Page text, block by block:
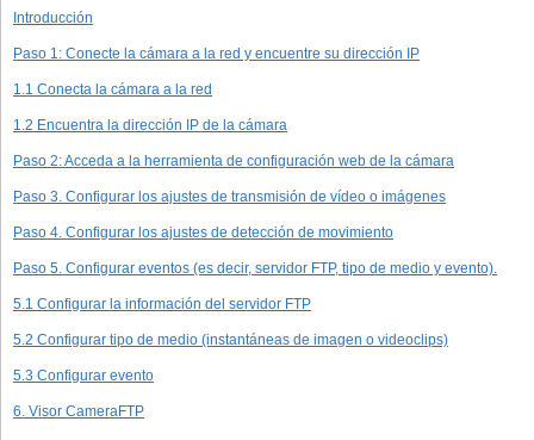
Introducción
Paso 1: Conecte la cámara a la red y encuentre su dirección IP
1.1 Conecta la cámara a la red
1.2 Encuentra la dirección IP de la cámara
Paso 2: Acceda a la herramienta de configuración web de la cámara
Paso 3. Configurar los ajustes de transmisión de vídeo o imágenes
Paso 4. Configurar los ajustes de detección de movimiento
Paso 5. Configurar eventos (es decir, servidor FTP, tipo de medio y evento).
5.1 Configurar la información del servidor FTP
5.2 Configurar tipo de medio (instantáneas de imagen o videoclips)
5.3 Configurar evento
6. Visor CameraFTP